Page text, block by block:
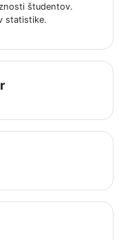
študentov.
statistike.